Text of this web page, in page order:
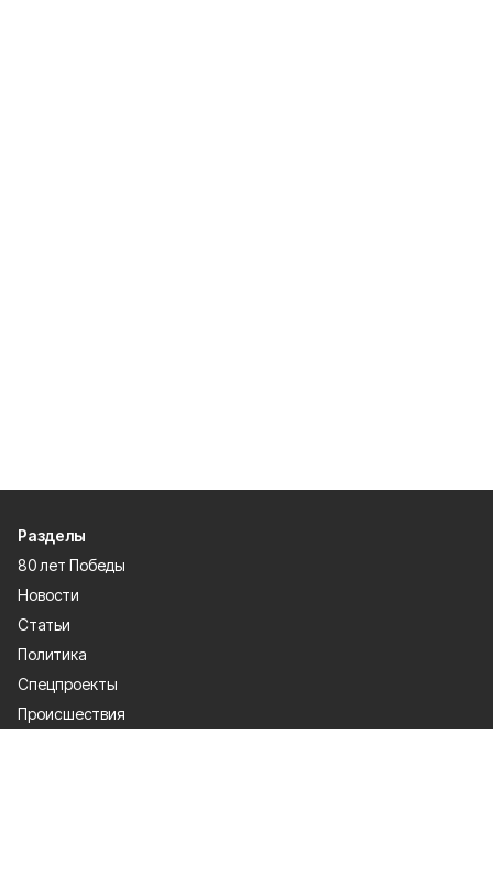
Разделы
80 лет Победы
Новости
Статьи
Политика
Спецпроекты
Происшествия